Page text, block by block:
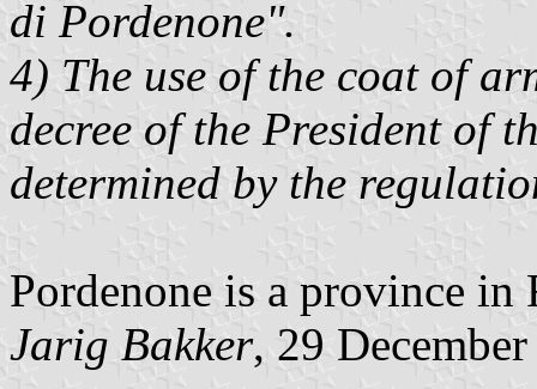
di Pordenone".
4) The use of the coat of
decree of the President of
determined by the
Pordenone is a province
Jarig Bakker, 29